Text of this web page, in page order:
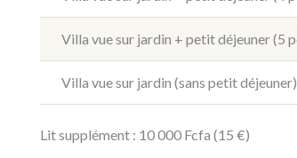
Villa vue sur jardin + petit déjeuner (5
Villa vue sur jardin (sans petit déjeuner)
Lit supplément : 10 000 Fcfa (15 €)